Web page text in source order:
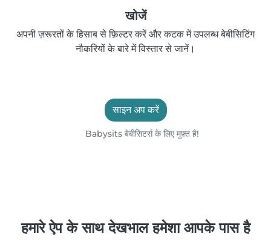
खोजें
अपनी ज़रूरतों के हिसाब से फ़िल्टर करें और कटक में उपलब्ध बेबीसिटिंग
नौकरियों के बारे में विस्तार से जानें।
साइन अप करें
Babysits बेबीसिटर्स के लिए मुफ़्त है!
हमारे ऐप के साथ देखभाल हमेशा आपके पास है